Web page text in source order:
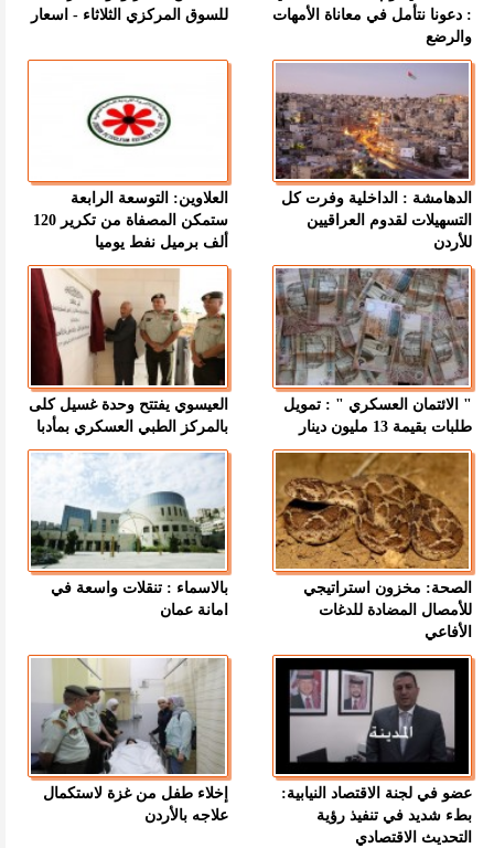
: دعونا نتأمل في معاناة الأمهات
والرضع
للسوق المركزي الثلاثاء - اسعار
الدهامشة : الداخلية وفرت كل
التسهيلات لقدوم العراقيين
للأردن
العلاوين: التوسعة الرابعة
ستمكن المصفاة من تكرير 120
ألف برميل نفط يوميا
" الائتمان العسكري " : تمويل
طلبات بقيمة 13 مليون دينار
العيسوي يفتتح وحدة غسيل كلى
بالمركز الطبي العسكري بمأدبا
الصحة: مخزون استراتيجي
للأمصال المضادة للدغات
الأفاعي
بالاسماء : تنقلات واسعة في
امانة عمان
عضو في لجنة الاقتصاد النيابية:
بطء شديد في تنفيذ رؤية
التحديث الاقتصادي
إخلاء طفل من غزة لاستكمال
علاجه بالأردن